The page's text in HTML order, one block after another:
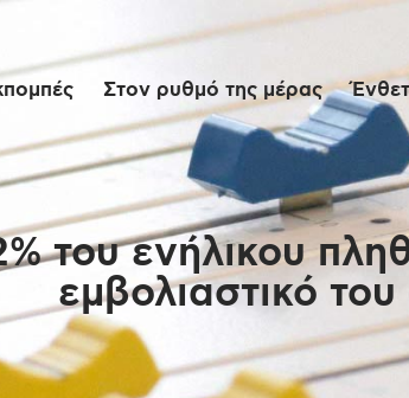
Στον ρυθμό της μέρας
του ενήλικου
εμβολιαστικό
Αρχική
Εκπομπές
Στον ρυθμό της
μέρας
Ένθετα
Διαγωνισμοί/Live